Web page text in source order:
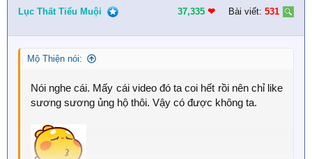
i
n
s
Lục Thất Tiểu Muội 37,335 ❤︎ Bài viết: 531
Mộ Thiện nói:
Nói nghe cái. Mấy cái video đó ta coi hết rồi nên chỉ like
sương sương ủng hộ thôi. Vậy có được không ta.